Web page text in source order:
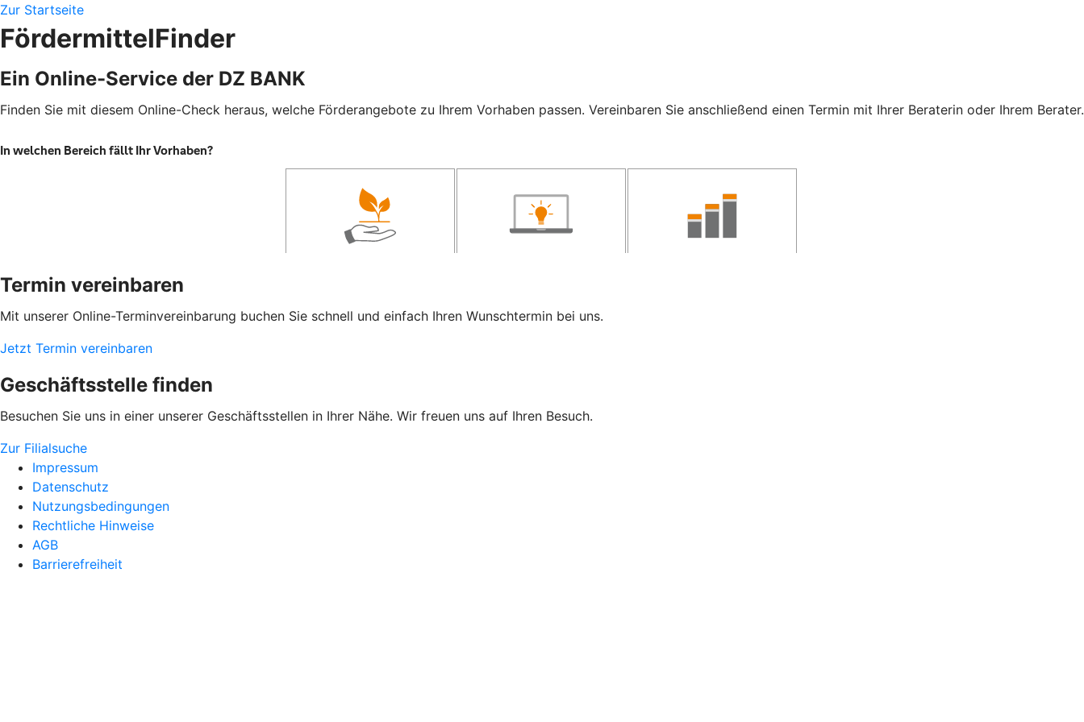
Zur Startseite
FördermittelFinder
Ein Online-Service der DZ BANK
Finden Sie mit diesem Online-Check heraus, welche Förderangebote zu Ihrem Vorhaben passen. Vereinbaren Sie anschließend einen Termin mit Ihrer Beraterin oder Ihrem Berater.
Termin vereinbaren
Mit unserer Online-Terminvereinbarung buchen Sie schnell und einfach Ihren Wunschtermin bei uns.
Jetzt Termin vereinbaren
Geschäftsstelle finden
Besuchen Sie uns in einer unserer Geschäftsstellen in Ihrer Nähe. Wir freuen uns auf Ihren Besuch.
Zur Filialsuche
Impressum
Datenschutz
Nutzungsbedingungen
Rechtliche Hinweise
AGB
Barrierefreiheit